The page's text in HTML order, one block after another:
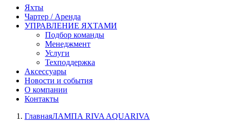
Яхты
Чартер / Аренда
УПРАВЛЕНИЕ ЯХТАМИ
Подбор команды
Менеджмент
Услуги
Техподдержка
Аксессуары
Новости и события
О компании
Контакты
ГлавнаяЛАМПА RIVA AQUARIVA